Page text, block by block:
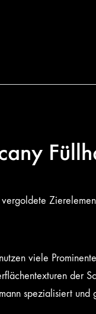
viele
der
spezialisiert